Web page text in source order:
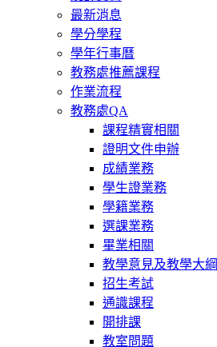
最新消息
學分學程
學年行事曆
教務處推薦課程
作業流程
教務處QA
課程精實相關
證明文件申辦
成績業務
學生證業務
學籍業務
選課業務
畢業相關
教學意見及教學大綱
招生考試
通識課程
開排課
教室問題